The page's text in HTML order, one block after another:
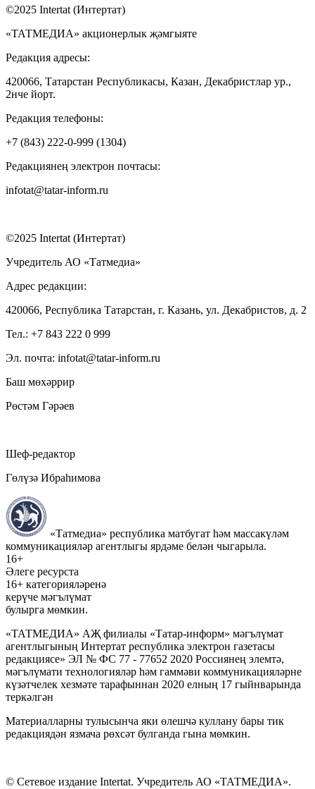
©2025 Intertat (Интертат)
«ТАТМЕДИА» акционерлык җәмгыяте
Редакция адресы:
420066, Татарстан Республикасы, Казан, Декабристлар ур.,
2нче йорт.
Редакция телефоны:
+7 (843) 222-0-999 (1304)
Редакциянең электрон почтасы:
infotat@tatar-inform.ru
©2025 Intertat (Интертат)
Учредитель АО «Татмедиа»
Адрес редакции:
420066, Республика Татарстан, г. Казань, ул. Декабристов, д. 2
Тел.: +7 843 222 0 999
Эл. почта: infotat@tatar-inform.ru
Баш мөхәррир
Рөстәм Гәрәев
Шеф-редактор
Гөлүзә Ибраһимова
«Татмедиа» республика матбугат һәм массакүләм
коммуникацияләр агентлыгы ярдәме белән чыгарыла.
16+
Әлеге ресурста
16+ категорияләренә
керүче мәгълүмат
булырга мөмкин.
«ТАТМЕДИА» АҖ филиалы «Татар-информ» мәгълүмат
агентлыгының Интертат республика электрон газетасы
редакциясе» ЭЛ № ФС 77 - 77652 2020 Россиянең элемтә,
мәгълүмати технологияләр һәм гаммәви коммуникацияләрне
күзәтчелек хезмәте тарафыннан 2020 елның 17 гыйнварында
теркәлгән
Материалларны тулысынча яки өлешчә куллану бары тик
редакциядән язмача рөхсәт булганда гына мөмкин.
© Сетевое издание Intertat. Учредитель АО «ТАТМЕДИА».